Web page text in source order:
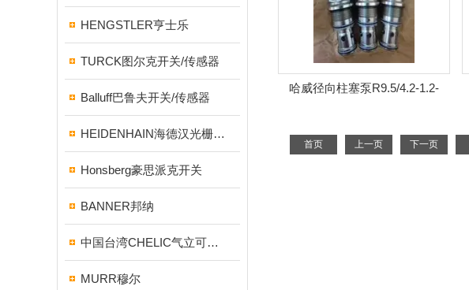
HENGSTLER亨士乐
TURCK图尔克开关/传感器
Balluff巴鲁夫开关/传感器
HEIDENHAIN海德汉光栅尺/编码器
Honsberg豪思派克开关
BANNER邦纳
中国台湾CHELIC气立可气缸/电磁阀
MURR穆尔
哈威径向柱塞泵R9.5/4.2-1.2-
首页 上一页 下一页